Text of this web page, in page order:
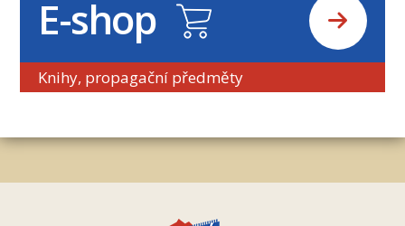
E-shop
Knihy, propagační předměty